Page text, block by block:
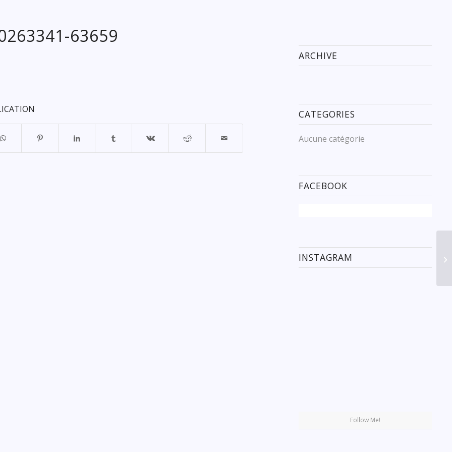
63659
ARCHIVE
CATEGORIES
Aucune catégorie
FACEBOOK
INSTAGRAM
Follow Me!